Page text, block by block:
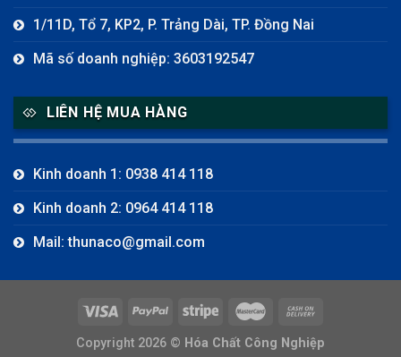
1/11D, Tổ 7, KP2, P. Trảng Dài, TP. Đồng Nai
Mã số doanh nghiệp: 3603192547
LIÊN HỆ MUA HÀNG
Kinh doanh 1: 0938 414 118
Kinh doanh 2: 0964 414 118
Mail: thunaco@gmail.com
Copyright 2026 © Hóa Chất Công Nghiệp